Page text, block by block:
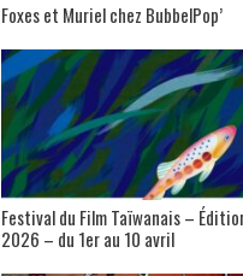
Foxes et Muriel chez BubbelPop’
Festival du Film Taïwanais –
2026 – du 1er au 10 avril